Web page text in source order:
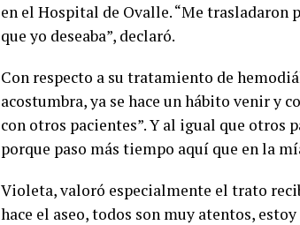
en el Hospital de Ovalle. “Me trasladaron
que yo deseaba”, declaró.
Con respecto a su tratamiento de
acostumbra, ya se hace un hábito venir y
con otros pacientes”. Y al igual que otros
porque paso más tiempo aquí que en la
Violeta, valoró especialmente el trato
hace el aseo, todos son muy atentos,